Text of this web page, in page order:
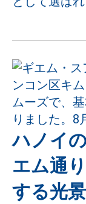
ハノイ
エム通
する光